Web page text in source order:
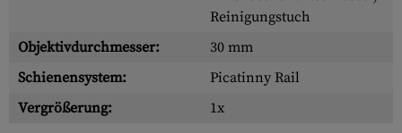
Reinigungstuch
Objektivdurchmesser:
30 mm
Schienensystem:
Picatinny Rail
Vergrößerung:
1x